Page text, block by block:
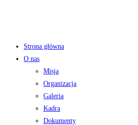
Strona główna
O nas
Misja
Organizacja
Galeria
Kadra
Dokumenty